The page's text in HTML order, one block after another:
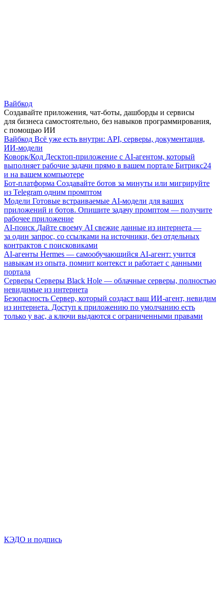
Вайбкод
Создавайте приложения, чат-боты, дашборды и сервисы
для бизнеса самостоятельно, без навыков программирования,
с помощью ИИ
Вайбкод Всё уже есть внутри: API, серверы, документация,
ИИ-модели
Коворк/Код Десктоп-приложение с AI-агентом, который
выполняет рабочие задачи прямо в вашем портале Битрикс24
и на вашем компьютере
Бот-платформа Создавайте ботов за минуты или мигрируйте
из Telegram одним промптом
Модели Готовые встраиваемые AI-модели для ваших
приложений и ботов. Опишите задачу промптом — получите
рабочее приложение
AI-поиск Дайте своему AI свежие данные из интернета —
за один запрос, со ссылками на источники, без отдельных
контрактов с поисковиками
AI-агенты Hermes — самообучающийся AI-агент: учится
навыкам из опыта, помнит контекст и работает с данными
портала
Серверы Серверы Black Hole — облачные серверы, полностью
невидимые из интернета
Безопасность Сервер, который создаст ваш ИИ-агент, невидим
из интернета. Доступ к приложению по умолчанию есть
только у вас, а ключи выдаются с ограниченными правами
КЭДО и подпись